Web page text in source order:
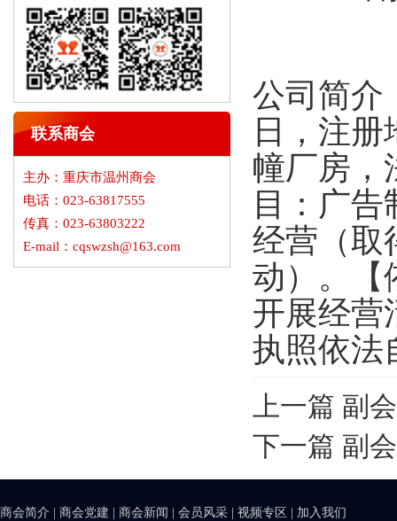
联系商会
主办：重庆市温州商会
电话：023-63817555
传真：023-63803222
E-mail：cqswzsh@163.com
公司简介
日，注
幢厂房，
目：广
经营（取
动）。【
开展经营
执照依法
上一篇 副
下一篇 副
商会简介 商会党建 商会新闻 会员风采 视频专区 加入我们